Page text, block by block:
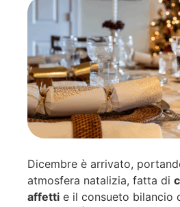
Dicembre è arrivato,
atmosfera natalizia, fatta di
affetti e il consueto bilancio